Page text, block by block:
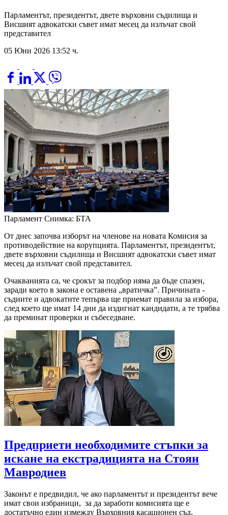
Парламентът, президентът, двете върховни съдилища и
Висшият адвокатски съвет имат месец да излъчат свой
представител
05 Юни 2026 13:52 ч.
Парламент Снимка: БТА
От днес започва изборът на членове на новата Комисия за
противодействие на корупцията. Парламентът, президентът,
двете върховни съдилища и Висшият адвокатски съвет имат
месец да излъчат свой представител.
Очакванията са, че срокът за подбор няма да бъде спазен,
заради което в закона е оставена „вратичка”. Причината -
съдиите и адвокатите тепърва ще приемат правила за избора,
след което ще имат 14 дни да издигнат кандидати, а те трябва
да преминат проверки и събеседване.
Предприети необходимите стъпки за
искане на екстрадицията на Стоян
Мавродиев
Законът е предвидил, че ако парламентът и президентът вече
имат свои избраници, за да заработи комисията ще е
достатъчно един измежду Върховния касационен съд,